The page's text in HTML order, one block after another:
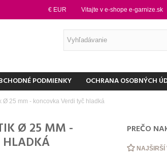
Vitajte v e-shope e-garnize.sk
€ EUR
PODMIENKY OCHRANA OSOBNÝCH
Ø 25 mm - koncovka Verdi tyč hladká
Ø 25 MM -
HLADKÁ
PREČO
NAJŠIRŠÍ